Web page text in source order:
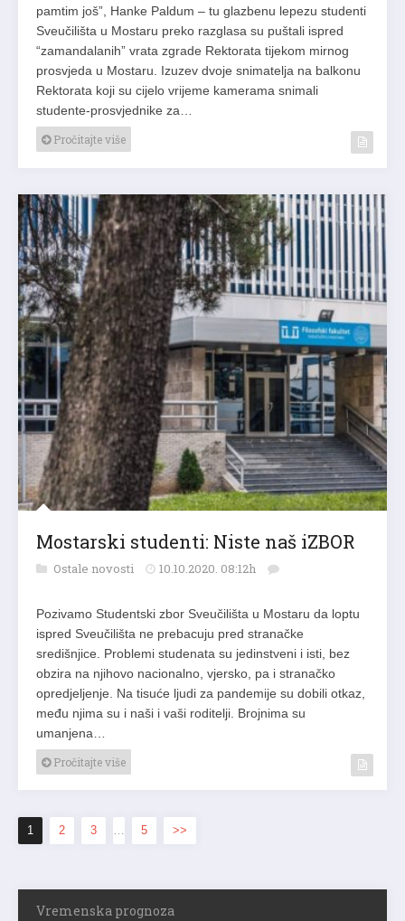
pamtim još”, Hanke Paldum – tu glazbenu lepezu studenti
Sveučilišta u Mostaru preko razglasa su puštali ispred
“zamandalanih” vrata zgrade Rektorata tijekom mirnog
prosvjeda u Mostaru. Izuzev dvoje snimatelja na balkonu
Rektorata koji su cijelo vrijeme kamerama snimali
studente-prosvjednike za…
Pročitajte više
Mostarski studenti: Niste naš iZBOR
Ostale novosti 10.10.2020. 08:12h
Pozivamo Studentski zbor Sveučilišta u Mostaru da loptu
ispred Sveučilišta ne prebacuju pred stranačke
središnjice. Problemi studenata su jedinstveni i isti, bez
obzira na njihovo nacionalno, vjersko, pa i stranačko
opredjeljenje. Na tisuće ljudi za pandemije su dobili otkaz,
među njima su i naši i vaši roditelji. Brojnima su
umanjena…
Pročitajte više
1 2 3 … 5 >>
Vremenska prognoza